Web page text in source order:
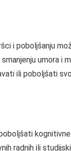
i poboljšanju
umora i
ili poboljšati
radnih ili